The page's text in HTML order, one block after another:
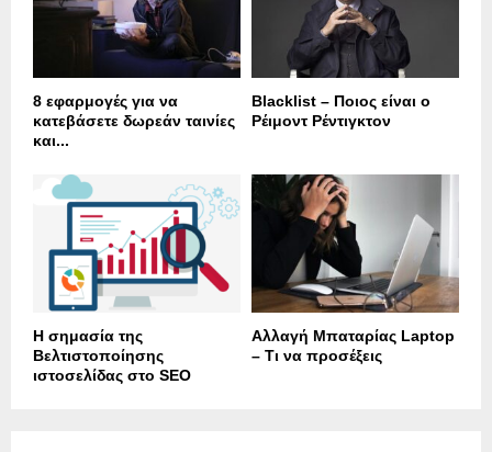
8 εφαρμογές για να
κατεβάσετε δωρεάν ταινίες
και...
Blacklist – Ποιος είναι ο
Ρέιμοντ Ρέντιγκτον
Η σημασία της
Βελτιστοποίησης
ιστοσελίδας στο SEO
Αλλαγή Μπαταρίας Laptop
– Τι να προσέξεις